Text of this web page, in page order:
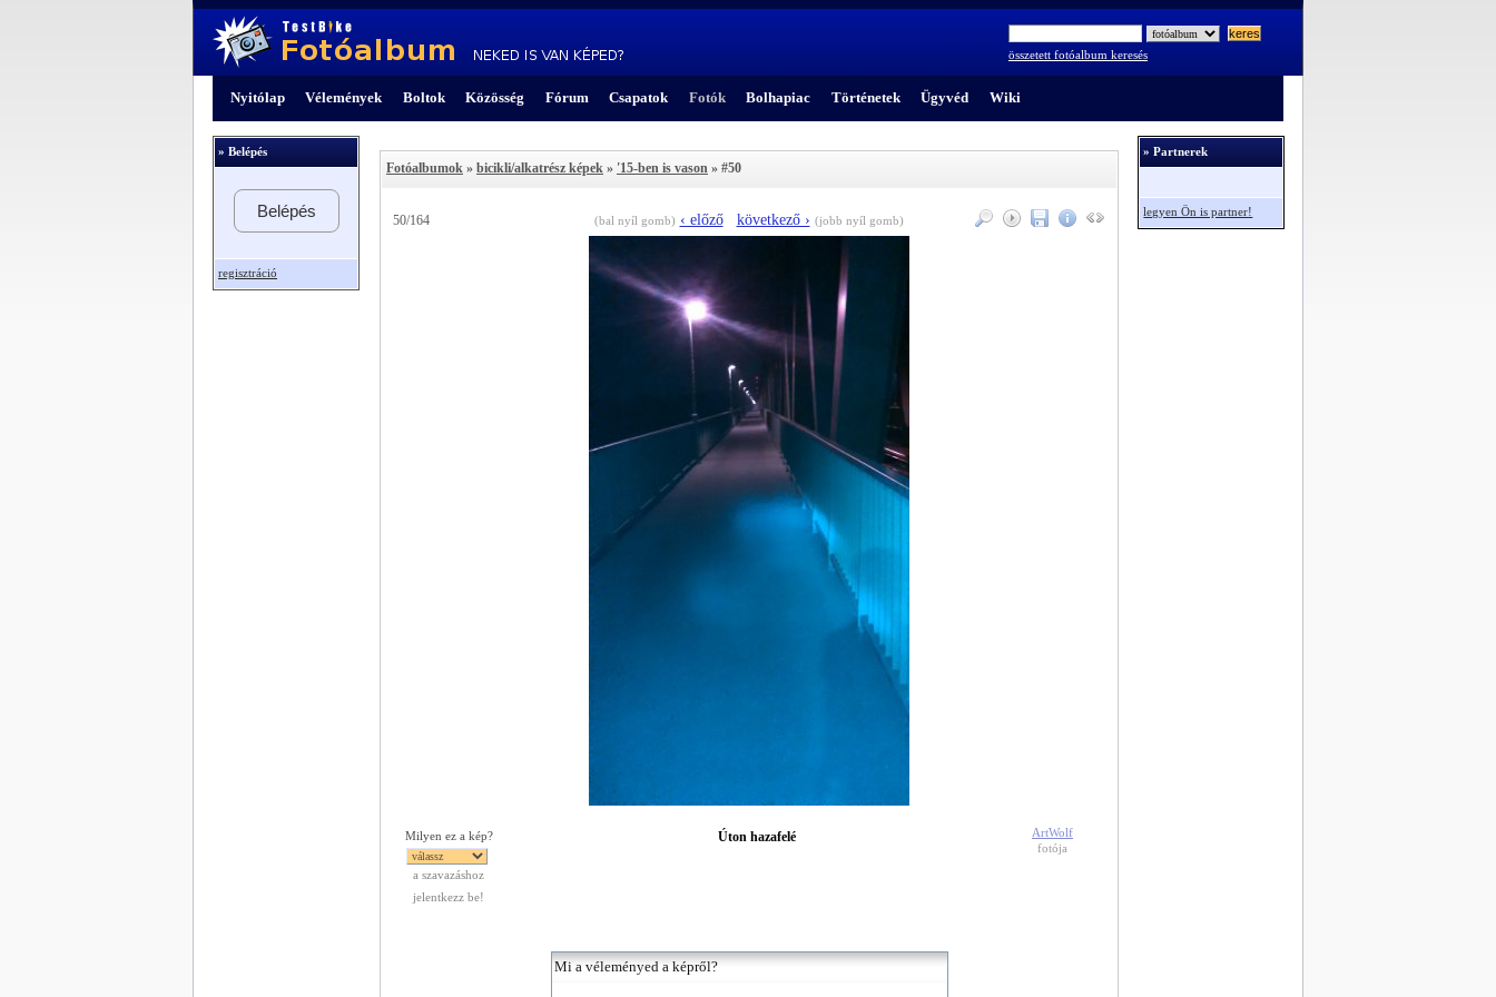
összetett fotóalbum keresés
Nyitólap Vélemények Boltok Közösség Fórum Csapatok Fotók Bolhapiac Történetek Ügyvéd Wiki
» Belépés
Belépés
regisztráció
Fotóalbumok » bicikli/alkatrész képek » '15-ben is vason » #50
50/164 (bal nyíl gomb) ‹ előző következő › (jobb nyíl gomb)
Milyen ez a kép?
a szavazáshoz
jelentkezz be!
Úton hazafelé
ArtWolf
fotója
» Partnerek
legyen Ön is partner!